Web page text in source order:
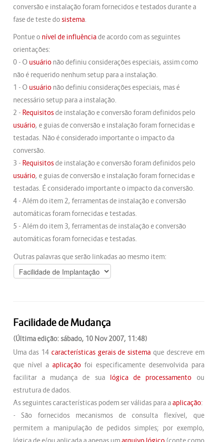
conversão e instalação foram fornecidos e testados durante a
fase de teste dosistema.
Pontue o nível de influênciade acordo com as seguintes
orientações:
0 - O usuárionão definiu considerações especiais, assim como
não é requerido nenhum setup para a instalação.
1 - O usuárionão definiu considerações especiais, mas é
necessário setup para a instalação.
2 - Requisitosde instalação e conversão foram definidos pelo
usuário, e guias de conversão e instalação foram fornecidas e
testadas. Não é considerado importante o impacto da
conversão.
3 - Requisitosde instalação e conversão foram definidos pelo
usuário, e guias de conversão e instalação foram fornecidas e
testadas. É considerado importante o impacto da conversão.
4 - Além do item 2, ferramentas de instalação e conversão
automáticas foram fornecidas e testadas.
5 - Além do item 3, ferramentas de instalação e conversão
automáticas foram fornecidas e testadas.
Outras palavras que serão linkadas ao mesmo item:
Facilidade de Mudança
(Última edição: sábado, 10 Nov 2007, 11:48)
Uma das 14 características gerais de sistema que descreve em
que nível a aplicaçãofoi especificamente desenvolvida para
facilitar a mudança de sua lógica de processamento ou
estrutura de dados.
As seguintes características podem ser válidas para aaplicação:
- São fornecidos mecanismos de consulta flexível, que
permitem a manipulação de pedidos simples; por exemplo,